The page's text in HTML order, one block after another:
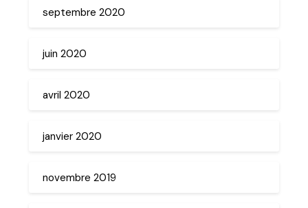
septembre 2020
juin 2020
avril 2020
janvier 2020
novembre 2019